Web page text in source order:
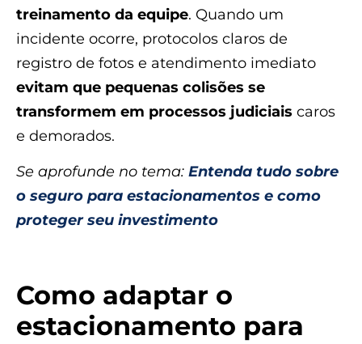
treinamento da equipe. Quando um
incidente ocorre, protocolos claros de
registro de fotos e atendimento imediato
evitam que pequenas colisões se
transformem em processos judiciais caros
e demorados.
Se aprofunde no tema: Entenda tudo sobre
o seguro para estacionamentos e como
proteger seu investimento
Como adaptar o
estacionamento para